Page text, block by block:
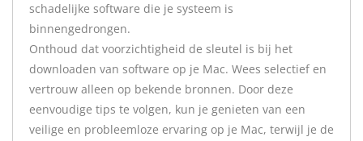
schadelijke software die je systeem is
binnengedrongen.
Onthoud dat voorzichtigheid de sleutel is bij het
downloaden van software op je Mac. Wees selectief en
vertrouw alleen op bekende bronnen. Door deze
eenvoudige tips te volgen, kun je genieten van een
veilige en probleemloze ervaring op je Mac, terwijl je de